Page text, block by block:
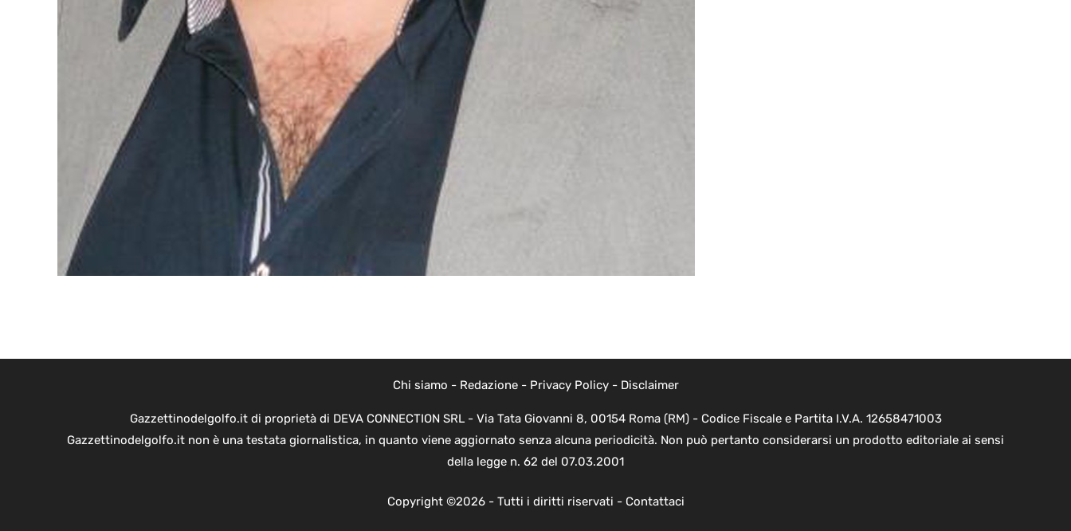
Chi siamo - Redazione- Privacy Policy- Disclaimer
Gazzettinodelgolfo.it di proprietà di DEVA CONNECTION SRL - Via Tata Giovanni 8, 00154 Roma (RM) - Codice Fiscale e Partita I.V.A. 12658471003
Gazzettinodelgolfo.it non è una testata giornalistica, in quanto viene aggiornato senza alcuna periodicità. Non può pertanto considerarsi un prodotto editoriale ai sensi
della legge n. 62 del 07.03.2001
Copyright ©2026 - Tutti i diritti riservati - Contattaci